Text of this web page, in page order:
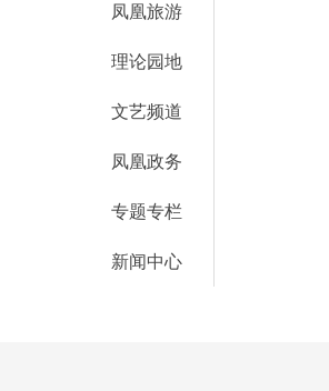
凤凰旅游
理论园地
文艺频道
凤凰政务
专题专栏
新闻中心